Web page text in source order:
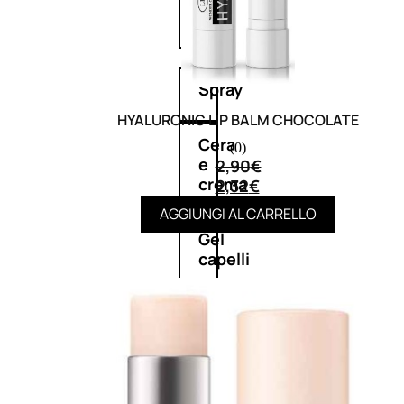
cristalli
Spray
Cera
e
crema
Gel
capelli
Colorazione
HYALURONIC LIP BALM CHOCOLATE
(0)
2,90€
2,32€
AGGIUNGI AL CARRELLO